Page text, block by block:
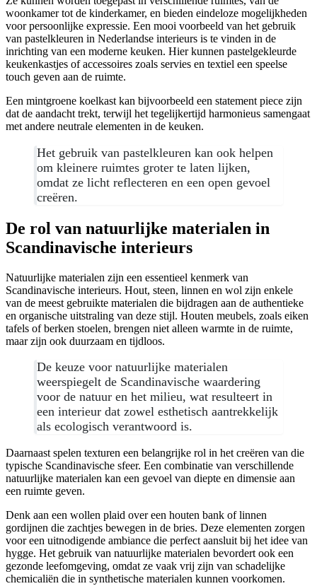
woonkamer tot de kinderkamer, en bieden eindeloze mogelijkheden
voor persoonlijke expressie. Een mooi voorbeeld van het gebruik
van pastelkleuren in Nederlandse interieurs is te vinden in de
inrichting van een moderne keuken. Hier kunnen pastelgekleurde
keukenkastjes of accessoires zoals servies en textiel een speelse
touch geven aan de ruimte.
Een mintgroene koelkast kan bijvoorbeeld een statement piece zijn
dat de aandacht trekt, terwijl het tegelijkertijd harmonieus samengaat
met andere neutrale elementen in de keuken.
Het gebruik van pastelkleuren kan ook helpen
om kleinere ruimtes groter te laten lijken,
omdat ze licht reflecteren en een open gevoel
creëren.
De rol van natuurlijke materialen in
Scandinavische interieurs
Natuurlijke materialen zijn een essentieel kenmerk van
Scandinavische interieurs. Hout, steen, linnen en wol zijn enkele
van de meest gebruikte materialen die bijdragen aan de authentieke
en organische uitstraling van deze stijl. Houten meubels, zoals eiken
tafels of berken stoelen, brengen niet alleen warmte in de ruimte,
maar zijn ook duurzaam en tijdloos.
De keuze voor natuurlijke materialen
weerspiegelt de Scandinavische waardering
voor de natuur en het milieu, wat resulteert in
een interieur dat zowel esthetisch aantrekkelijk
als ecologisch verantwoord is.
Daarnaast spelen texturen een belangrijke rol in het creëren van die
typische Scandinavische sfeer. Een combinatie van verschillende
natuurlijke materialen kan een gevoel van diepte en dimensie aan
een ruimte geven.
Denk aan een wollen plaid over een houten bank of linnen
gordijnen die zachtjes bewegen in de bries. Deze elementen zorgen
voor een uitnodigende ambiance die perfect aansluit bij het idee van
hygge. Het gebruik van natuurlijke materialen bevordert ook een
gezonde leefomgeving, omdat ze vaak vrij zijn van schadelijke
chemicaliën die in synthetische materialen kunnen voorkomen.